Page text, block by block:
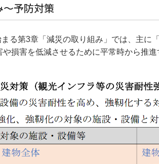
予防対策
まる第3章「減災の取り組み」では、主
損害を低減させるために平常時から推進